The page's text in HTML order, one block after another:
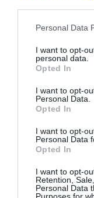
Please note that
not limited to your
grant or deny
use your data for
consent section.
Personal Data
I want to opt-
personal data.
Opted In
I want to opt-
Personal Data.
Opted In
I want to opt-
Personal Data
Opted In
I want to opt-
Retention,
Personal Data
Purposes for
Ne maradjon
bennünket az
VISSZA A
Legfrissebb